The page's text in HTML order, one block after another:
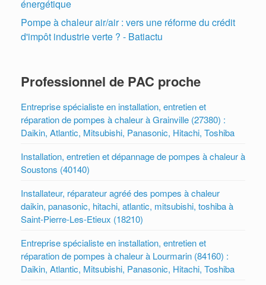
énergétique
Pompe à chaleur air/air : vers une réforme du crédit
d'impôt industrie verte ? - Batiactu
Professionnel de PAC proche
Entreprise spécialiste en installation, entretien et
réparation de pompes à chaleur à Grainville (27380) :
Daikin, Atlantic, Mitsubishi, Panasonic, Hitachi, Toshiba
Installation, entretien et dépannage de pompes à chaleur à
Soustons (40140)
Installateur, réparateur agréé des pompes à chaleur
daikin, panasonic, hitachi, atlantic, mitsubishi, toshiba à
Saint-Pierre-Les-Etieux (18210)
Entreprise spécialiste en installation, entretien et
réparation de pompes à chaleur à Lourmarin (84160) :
Daikin, Atlantic, Mitsubishi, Panasonic, Hitachi, Toshiba